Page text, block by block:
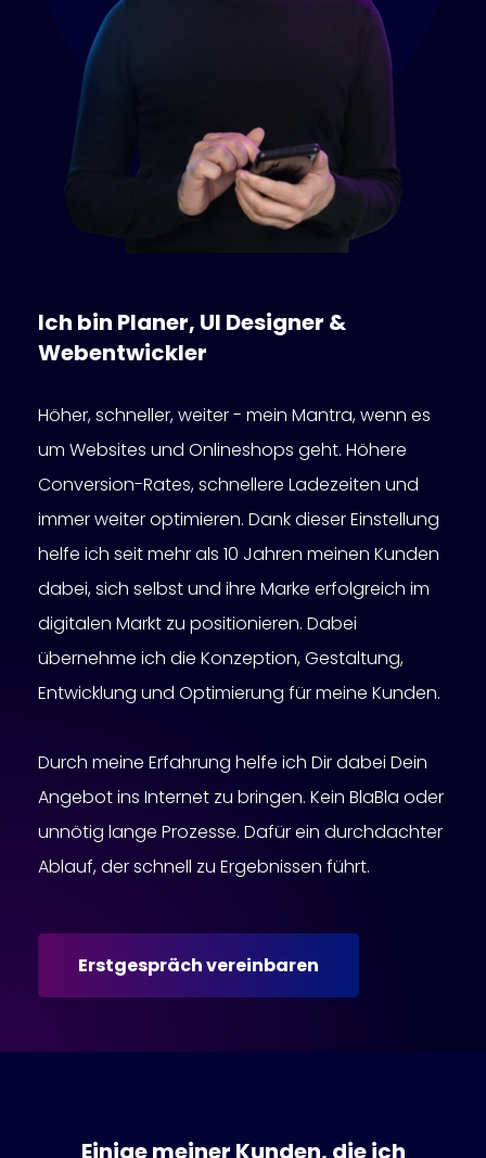
Ich bin Planer, UI Designer &
Webentwickler
Höher, schneller, weiter - mein Mantra, wenn es
um Websites und Onlineshops geht. Höhere
Conversion-Rates, schnellere Ladezeiten und
immer weiter optimieren. Dank dieser Einstellung
helfe ich seit mehr als 10 Jahren meinen Kunden
dabei, sich selbst und ihre Marke erfolgreich im
digitalen Markt zu positionieren. Dabei
übernehme ich die Konzeption, Gestaltung,
Entwicklung und Optimierung für meine Kunden.
Durch meine Erfahrung helfe ich Dir dabei Dein
Angebot ins Internet zu bringen. Kein BlaBla oder
unnötig lange Prozesse. Dafür ein durchdachter
Ablauf, der schnell zu Ergebnissen führt.
Erstgespräch vereinbaren
Einige meiner Kunden, die ich